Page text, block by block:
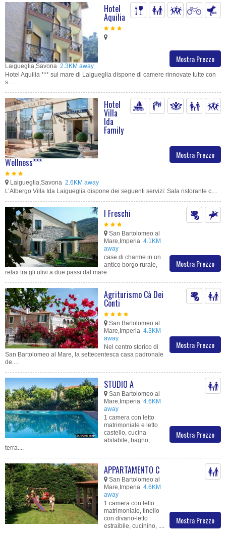
Mostra Prezzo
Hotel
Aquilia
Laigueglia,Savona 2.3KM away
Hotel Aquilia *** sul mare di Laigueglia dispone di camere rinnovate tutte con
s....
Mostra Prezzo
Hotel
Villa
Ida
Family
Wellness***
Laigueglia,Savona 2.6KM away
L’Albergo Villa Ida Laigueglia dispone dei seguenti servizi: Sala ristorante c....
Mostra Prezzo
I Freschi
San Bartolomeo al
Mare,Imperia 4.1KM
away
case di charme in un
antico borgo rurale,
relax tra gli ulivi a due passi dal mare
Mostra Prezzo
Agriturismo Cà Dei
Conti
San Bartolomeo al
Mare,Imperia 4.3KM
away
Nel centro storico di
San Bartolomeo al Mare, la settecentesca casa padronale
de....
Mostra Prezzo
STUDIO A
San Bartolomeo al
Mare,Imperia 4.6KM
away
1 camera con letto
matrimoniale e letto
castello, cucina
abitabile, bagno,
terra....
Mostra Prezzo
APPARTAMENTO C
San Bartolomeo al
Mare,Imperia 4.6KM
away
1 camera con letto
matrimoniale, tinello
con divano-letto
estraibile, cucinino, ....